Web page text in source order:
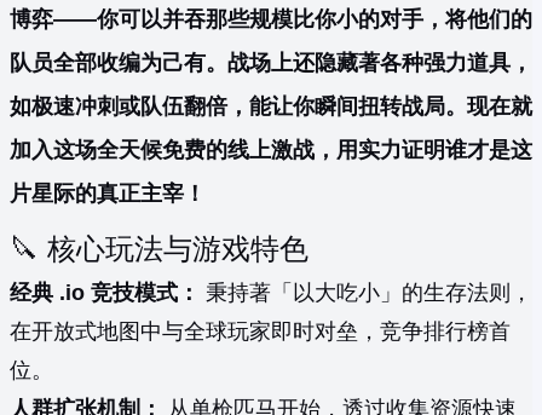
博弈——你可以并吞那些规模比你小的对手，将他们的
队员全部收编为己有。战场上还隐藏著各种强力道具，
如极速冲刺或队伍翻倍，能让你瞬间扭转战局。现在就
加入这场全天候免费的线上激战，用实力证明谁才是这
片星际的真正主宰！
🔪 核心玩法与游戏特色
经典 .io 竞技模式：
秉持著「以大吃小」的生存法则，
在开放式地图中与全球玩家即时对垒，竞争排行榜首
位。
人群扩张机制：
从单枪匹马开始，透过收集资源快速